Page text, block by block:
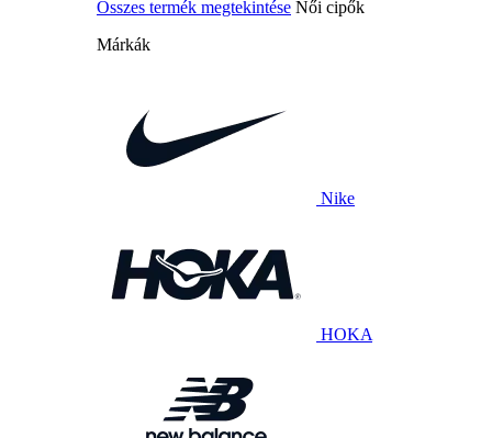
Összes termék megtekintése Női cipők
Márkák
Nike
HOKA